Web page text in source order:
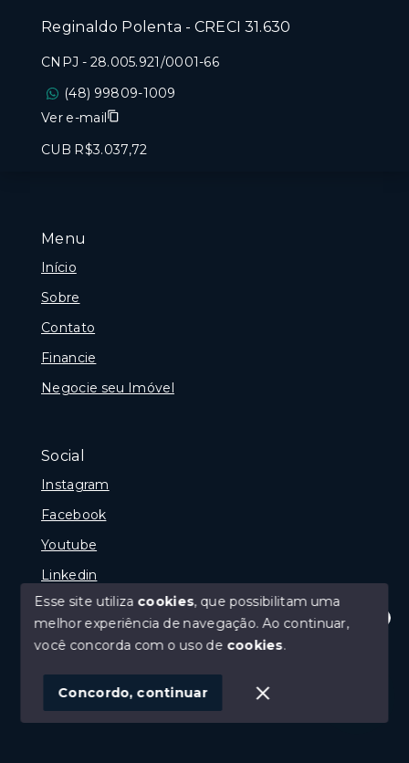
Olá! Estamos disponíveis para te ajudar.
Menu
Início
Sobre
Contato
Financie
Negocie seu Imóvel
Social
Instagram
Facebook
Youtube
Linkedin
© Copyright 2026 - Reginaldo Polenta - CRECI 31.630
SITE PARA IMOBILIARIA
Reginaldo Polenta - CRECI 31.630
CNPJ - 28.005.921/0001-66
(48) 99809-1009
Ver e-mail
CUB R$3.037,72
Esse site utiliza cookies, que possibilitam uma
melhor experiência de navegação.Ao continuar,
você concorda com o uso de cookies.
Concordo, continuar